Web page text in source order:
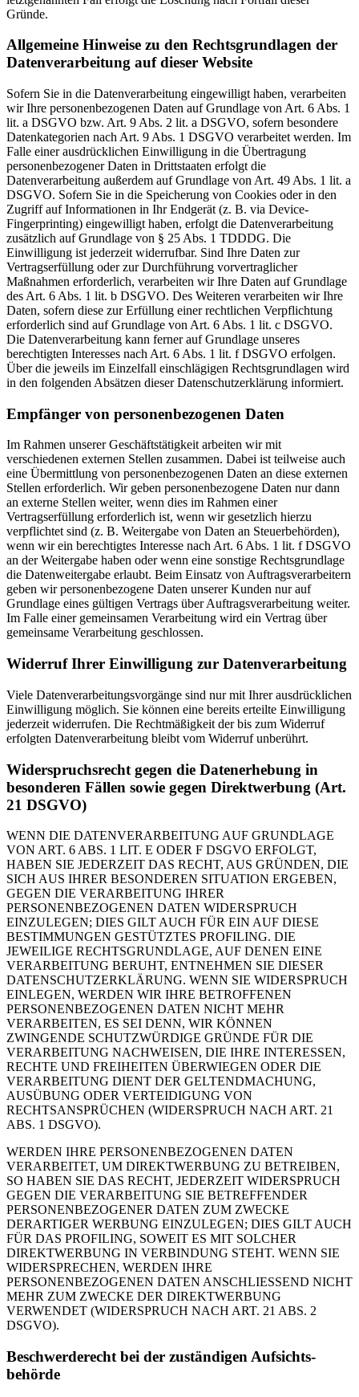
Gründe.
Allgemeine Hinweise zu den Rechtsgrundlagen der
Datenverarbeitung auf dieser Website
Sofern Sie in die Datenverarbeitung eingewilligt haben, verarbeiten
wir Ihre personenbezogenen Daten auf Grundlage von Art. 6 Abs. 1
lit. a DSGVO bzw. Art. 9 Abs. 2 lit. a DSGVO, sofern besondere
Datenkategorien nach Art. 9 Abs. 1 DSGVO verarbeitet werden. Im
Falle einer ausdrücklichen Einwilligung in die Übertragung
personenbezogener Daten in Drittstaaten erfolgt die
Datenverarbeitung außerdem auf Grundlage von Art. 49 Abs. 1 lit. a
DSGVO. Sofern Sie in die Speicherung von Cookies oder in den
Zugriff auf Informationen in Ihr Endgerät (z. B. via Device-
Fingerprinting) eingewilligt haben, erfolgt die Datenverarbeitung
zusätzlich auf Grundlage von § 25 Abs. 1 TDDDG. Die
Einwilligung ist jederzeit widerrufbar. Sind Ihre Daten zur
Vertragserfüllung oder zur Durchführung vorvertraglicher
Maßnahmen erforderlich, verarbeiten wir Ihre Daten auf Grundlage
des Art. 6 Abs. 1 lit. b DSGVO. Des Weiteren verarbeiten wir Ihre
Daten, sofern diese zur Erfüllung einer rechtlichen Verpflichtung
erforderlich sind auf Grundlage von Art. 6 Abs. 1 lit. c DSGVO.
Die Datenverarbeitung kann ferner auf Grundlage unseres
berechtigten Interesses nach Art. 6 Abs. 1 lit. f DSGVO erfolgen.
Über die jeweils im Einzelfall einschlägigen Rechtsgrundlagen wird
in den folgenden Absätzen dieser Datenschutzerklärung informiert.
Empfänger von personenbezogenen Daten
Im Rahmen unserer Geschäftstätigkeit arbeiten wir mit
verschiedenen externen Stellen zusammen. Dabei ist teilweise auch
eine Übermittlung von personenbezogenen Daten an diese externen
Stellen erforderlich. Wir geben personenbezogene Daten nur dann
an externe Stellen weiter, wenn dies im Rahmen einer
Vertragserfüllung erforderlich ist, wenn wir gesetzlich hierzu
verpflichtet sind (z. B. Weitergabe von Daten an Steuerbehörden),
wenn wir ein berechtigtes Interesse nach Art. 6 Abs. 1 lit. f DSGVO
an der Weitergabe haben oder wenn eine sonstige Rechtsgrundlage
die Datenweitergabe erlaubt. Beim Einsatz von Auftragsverarbeitern
geben wir personenbezogene Daten unserer Kunden nur auf
Grundlage eines gültigen Vertrags über Auftragsverarbeitung weiter.
Im Falle einer gemeinsamen Verarbeitung wird ein Vertrag über
gemeinsame Verarbeitung geschlossen.
Widerruf Ihrer Einwilligung zur Datenverarbeitung
Viele Datenverarbeitungsvorgänge sind nur mit Ihrer ausdrücklichen
Einwilligung möglich. Sie können eine bereits erteilte Einwilligung
jederzeit widerrufen. Die Rechtmäßigkeit der bis zum Widerruf
erfolgten Datenverarbeitung bleibt vom Widerruf unberührt.
Widerspruchsrecht gegen die Datenerhebung in
besonderen Fällen sowie gegen Direktwerbung (Art.
21 DSGVO)
WENN DIE DATENVERARBEITUNG AUF GRUNDLAGE
VON ART. 6 ABS. 1 LIT. E ODER F DSGVO ERFOLGT,
HABEN SIE JEDERZEIT DAS RECHT, AUS GRÜNDEN, DIE
SICH AUS IHRER BESONDEREN SITUATION ERGEBEN,
GEGEN DIE VERARBEITUNG IHRER
PERSONENBEZOGENEN DATEN WIDERSPRUCH
EINZULEGEN; DIES GILT AUCH FÜR EIN AUF DIESE
BESTIMMUNGEN GESTÜTZTES PROFILING. DIE
JEWEILIGE RECHTSGRUNDLAGE, AUF DENEN EINE
VERARBEITUNG BERUHT, ENTNEHMEN SIE DIESER
DATENSCHUTZERKLÄRUNG. WENN SIE WIDERSPRUCH
EINLEGEN, WERDEN WIR IHRE BETROFFENEN
PERSONENBEZOGENEN DATEN NICHT MEHR
VERARBEITEN, ES SEI DENN, WIR KÖNNEN
ZWINGENDE SCHUTZWÜRDIGE GRÜNDE FÜR DIE
VERARBEITUNG NACHWEISEN, DIE IHRE INTERESSEN,
RECHTE UND FREIHEITEN ÜBERWIEGEN ODER DIE
VERARBEITUNG DIENT DER GELTENDMACHUNG,
AUSÜBUNG ODER VERTEIDIGUNG VON
RECHTSANSPRÜCHEN (WIDERSPRUCH NACH ART. 21
ABS. 1 DSGVO).
WERDEN IHRE PERSONENBEZOGENEN DATEN
VERARBEITET, UM DIREKTWERBUNG ZU BETREIBEN,
SO HABEN SIE DAS RECHT, JEDERZEIT WIDERSPRUCH
GEGEN DIE VERARBEITUNG SIE BETREFFENDER
PERSONENBEZOGENER DATEN ZUM ZWECKE
DERARTIGER WERBUNG EINZULEGEN; DIES GILT AUCH
FÜR DAS PROFILING, SOWEIT ES MIT SOLCHER
DIREKTWERBUNG IN VERBINDUNG STEHT. WENN SIE
WIDERSPRECHEN, WERDEN IHRE
PERSONENBEZOGENEN DATEN ANSCHLIESSEND NICHT
MEHR ZUM ZWECKE DER DIREKTWERBUNG
VERWENDET (WIDERSPRUCH NACH ART. 21 ABS. 2
DSGVO).
Beschwerde­recht bei der zuständigen Aufsichts­
behörde